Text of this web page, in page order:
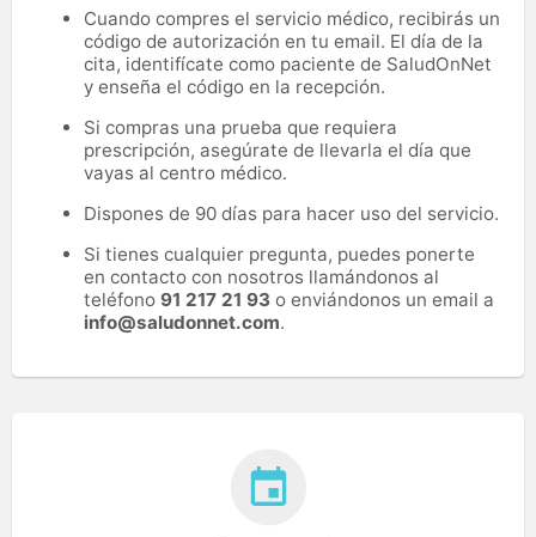
Cuando compres el servicio médico, recibirás un
código de autorización en tu email. El día de la
cita, identifícate como paciente de SaludOnNet
y enseña el código en la recepción.
Si compras una prueba que requiera
prescripción, asegúrate de llevarla el día que
vayas al centro médico.
Dispones de 90 días para hacer uso del servicio.
Si tienes cualquier pregunta, puedes ponerte
en contacto con nosotros llamándonos al
teléfono 91 217 21 93 o enviándonos un email a
info@saludonnet.com.